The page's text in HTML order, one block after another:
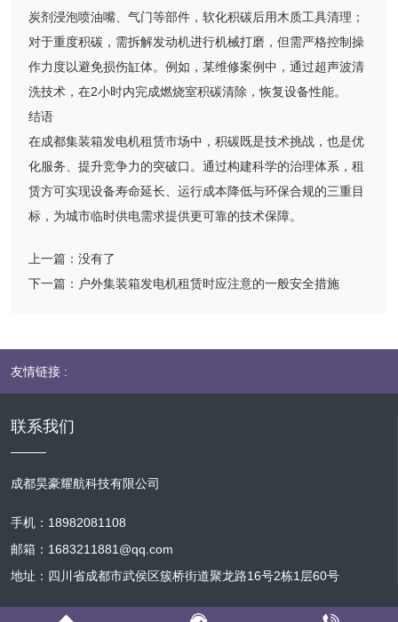
炭剂浸泡喷油嘴、气门等部件，软化积碳后用木质工具清理；
对于重度积碳，需拆解发动机进行机械打磨，但需严格控制操
作力度以避免损伤缸体。例如，某维修案例中，通过超声波清
洗技术，在2小时内完成燃烧室积碳清除，恢复设备性能。
结语
在成都集装箱发电机租赁市场中，积碳既是技术挑战，也是优
化服务、提升竞争力的突破口。通过构建科学的治理体系，租
赁方可实现设备寿命延长、运行成本降低与环保合规的三重目
标，为城市临时供电需求提供更可靠的技术保障。
上一篇： 没有了
下一篇： 户外集装箱发电机租赁时应注意的一般安全措施
友情链接 :
联系我们
成都昊豪耀航科技有限公司
手机：18982081108
邮箱：1683211881@qq.com
地址：四川省成都市武侯区簇桥街道聚龙路16号2栋1层60号